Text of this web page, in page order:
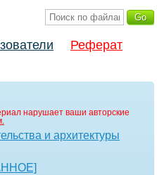
Реферат
нарушает ваши авторские
и архитектуры